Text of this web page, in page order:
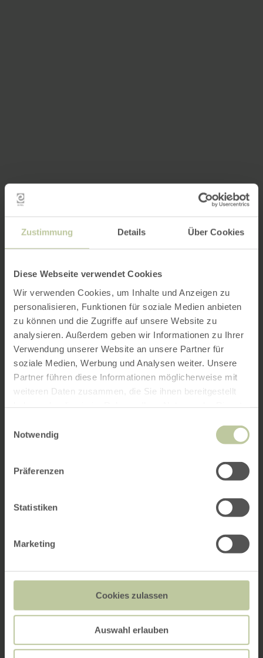
Zustimmung Details Über Cookies
Diese Webseite verwendet Cookies
Wir verwenden Cookies, um Inhalte und Anzeigen zu
personalisieren, Funktionen für soziale Medien anbieten
zu können und die Zugriffe auf unsere Website zu
analysieren. Außerdem geben wir Informationen zu Ihrer
Verwendung unserer Website an unsere Partner für
soziale Medien, Werbung und Analysen weiter. Unsere
Partner führen diese Informationen möglicherweise mit
weiteren Daten zusammen, die Sie ihnen bereitgestellt
Notwendig
Präferenzen
Statistiken
Marketing
Cookies zulassen
Auswahl erlauben